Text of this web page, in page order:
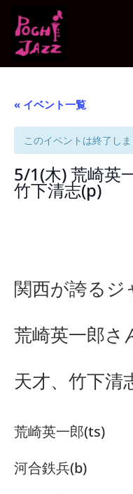
« イベント一覧
このイベントは終了しま
5/1(木) 荒崎英
竹下清志(p)
関西が誇るジ
荒崎英一郎さ
天才、竹下清
荒崎英一郎(ts)
河合鉄兵(b)